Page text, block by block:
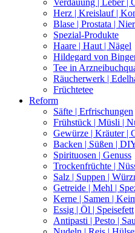
Herz | Kreislauf |
Blase | Prostata |
Spezial-Produkte
Haare | Haut | Nägel
Hildegard von
Tee in
Räucherwerk |
Früchtetee
Reform
Säfte | Erfrischungen
Frühstück | Müsli |
Gewürze | Kräuter |
Backen | Süßen |
Spirituosen | Genuss
Trockenfrüchte |
Salz | Suppen |
Getreide | Mehl |
Kerne | Samen |
Essig | Öl | Speisefett
Antipasti | Pesto |